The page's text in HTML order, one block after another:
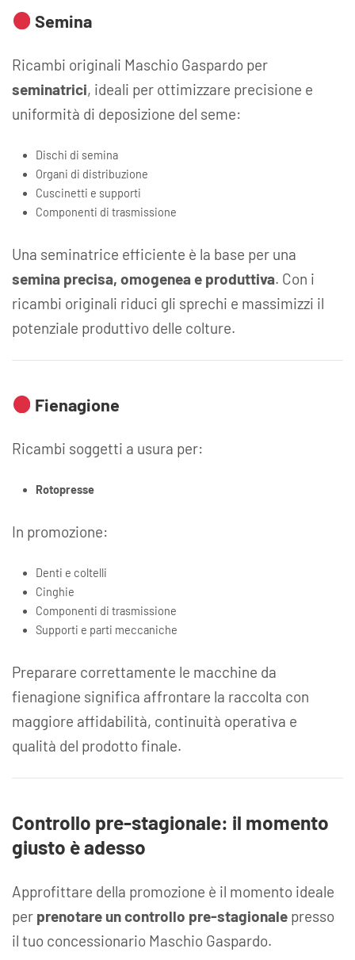
Semina
Ricambi originali Maschio Gaspardo per
seminatrici, ideali per ottimizzare precisione e
uniformità di deposizione del seme:
Dischi di semina
Organi di distribuzione
Cuscinetti e supporti
Componenti di trasmissione
Una seminatrice efficiente è la base per una
semina precisa, omogenea e produttiva. Con i
ricambi originali riduci gli sprechi e massimizzi il
potenziale produttivo delle colture.
Fienagione
Ricambi soggetti a usura per:
Rotopresse
In promozione:
Denti e coltelli
Cinghie
Componenti di trasmissione
Supporti e parti meccaniche
Preparare correttamente le macchine da
fienagione significa affrontare la raccolta con
maggiore affidabilità, continuità operativa e
qualità del prodotto finale.
Controllo pre‑stagionale: il momento
giusto è adesso
Approfittare della promozione è il momento ideale
per prenotare un controllo pre‑stagionale presso
il tuo concessionario Maschio Gaspardo.